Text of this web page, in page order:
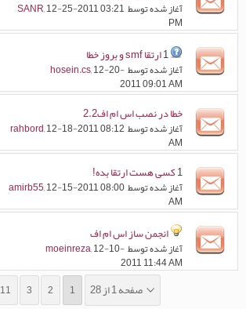
آغاز شده توسط SANR, 12-25-2011 03:21
PM
1ارتقا smf و بروز خطا
آغاز شده توسط hosein.cs, 12-20-
2011 09:01 AM
خطا در نصب اس ام اف2.2
آغاز شده توسط rahbord, 12-18-2011 08:12
AM
1کسی هست ارتقا بده!
آغاز شده توسط amirb55, 12-15-2011 08:00
AM
انجمن ساز اس ام اف
آغاز شده توسط moeinreza, 12-10-
2011 11:44 AM
صفحه 1 از 28 1
2
3
11